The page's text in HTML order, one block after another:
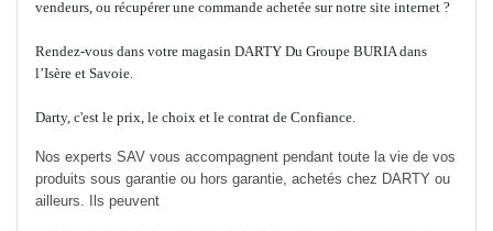
vendeurs, ou récupérer une commande achetée sur notre site internet ?
Rendez-vous dans votre magasin DARTY Du Groupe BURIA dans
l’Isère et Savoie.
Darty, c'est le prix, le choix et le contrat de Confiance.
Nos experts SAV vous accompagnent pendant toute la vie de vos
produits sous garantie ou hors garantie, achetés chez DARTY ou
ailleurs. Ils peuvent